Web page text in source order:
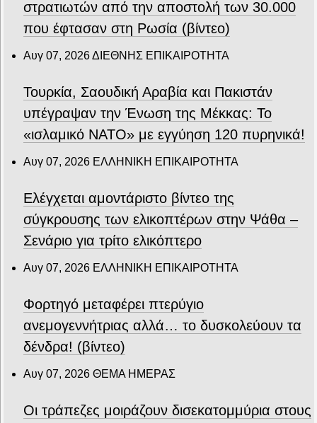
στρατιωτών από την αποστολή των 30.000
που έφτασαν στη Ρωσία (βίντεο)
Αυγ 07, 2026ΔΙΕΘΝΗΣ ΕΠΙΚΑΙΡΟΤΗΤΑ
Τουρκία, Σαουδική Αραβία και Πακιστάν
υπέγραψαν την Ένωση της Μέκκας: Το
«ισλαμικό ΝΑΤΟ» με εγγύηση 120 πυρηνικά!
Αυγ 07, 2026 ΕΛΛΗΝΙΚΗ ΕΠΙΚΑΙΡΟΤΗΤΑ
Ελέγχεται αμοντάριστο βίντεο της
σύγκρουσης των ελικοπτέρων στην Ψάθα –
Σενάριο για τρίτο ελικόπτερο
Αυγ 07, 2026 ΕΛΛΗΝΙΚΗ ΕΠΙΚΑΙΡΟΤΗΤΑ
Φορτηγό μεταφέρει πτερύγιο
ανεμογεννήτριας αλλά… το δυσκολεύουν τα
δένδρα! (βίντεο)
Αυγ 07, 2026 ΘΕΜΑ ΗΜΕΡΑΣ
Οι τράπεζες μοιράζουν δισεκατομμύρια στους